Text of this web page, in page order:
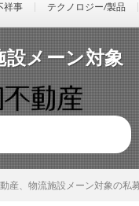
祥事 テクノロジー/製品
設メーン対象
産、物流施設メーン対象の私